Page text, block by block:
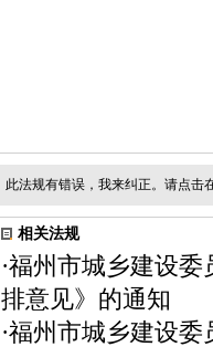
此法规有错误，我来纠正。请点击
相关法规
·福州市城乡建设委
排意见》的通知
·福州市城乡建设委